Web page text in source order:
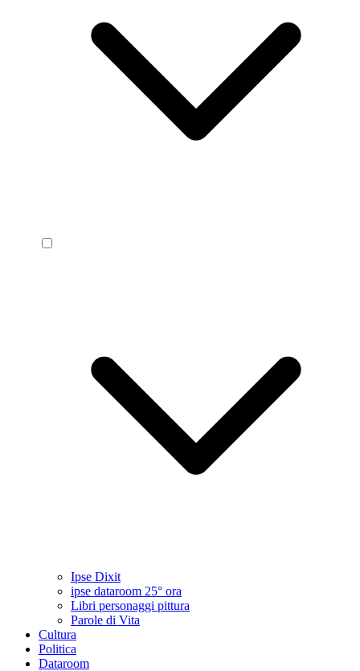
Ipse Dixit
ipse dataroom 25° ora
Libri personaggi pittura
Parole di Vita
Cultura
Politica
Dataroom